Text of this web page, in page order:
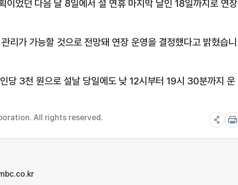
이었던 다음 달 8일에서 설 연휴 마지막 날인 18일까지로 연장
리가 가능할 것으로 전망돼 연장 운영을 결정했다고 밝혔습니
당 3천 원으로 설날 당일에도 낮 12시부터 19시 30분까지 운
All rights reserved.